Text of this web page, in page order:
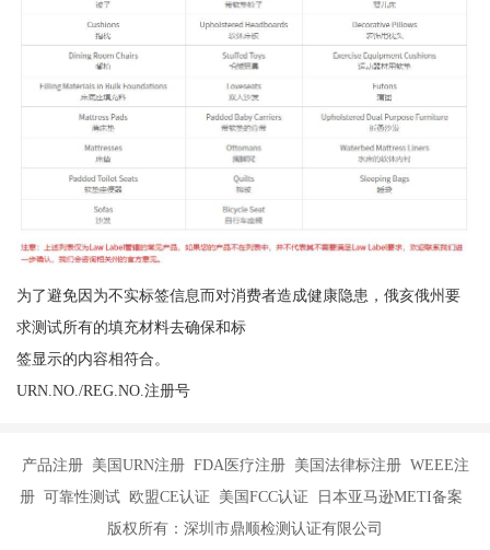
为了避免因为不实标签信息而对消费者造成健康隐患，俄亥俄州要
求测试所有的填充材料去确保和标
签显示的内容相符合。
URN.NO./REG.NO.注册号
产品注册 美国URN注册 FDA医疗注册 美国法律标注册 WEEE注
册 可靠性测试 欧盟CE认证 美国FCC认证 日本亚马逊METI备案
版权所有：深圳市鼎顺检测认证有限公司